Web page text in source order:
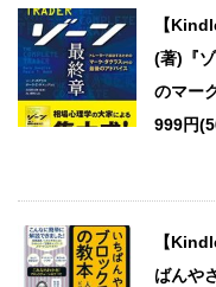
【
(著)『
のマー
999円
【
ばんや